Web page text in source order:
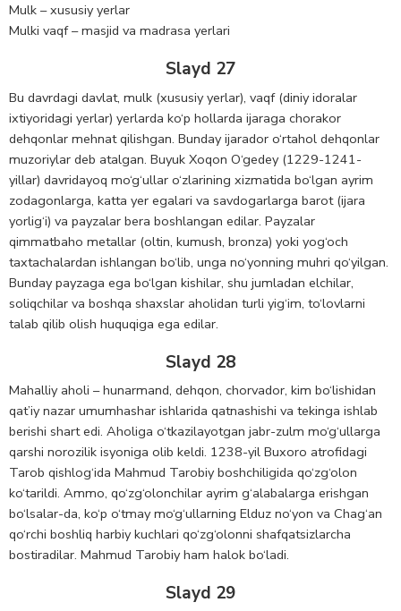
Mulk – xususiy yerlar
Mulki vaqf – masjid va madrasa yerlari
Slayd 27
Bu davrdagi davlat, mulk (xususiy yerlar), vaqf (diniy idoralar
ixtiyoridagi yerlar) yerlarda ko‘p hollarda ijaraga chorakor
dehqonlar mehnat qilishgan. Bunday ijarador o‘rtahol dehqonlar
muzoriylar deb atalgan. Buyuk Xoqon O‘gedey (1229-1241-
yillar) davridayoq mo‘g‘ullar o‘zlarining xizmatida bo‘lgan ayrim
zodagonlarga, katta yer egalari va savdogarlarga barot (ijara
yorlig‘i) va payzalar bera boshlangan edilar. Payzalar
qimmatbaho metallar (oltin, kumush, bronza) yoki yog‘och
taxtachalardan ishlangan bo‘lib, unga no‘yonning muhri qo‘yilgan.
Bunday payzaga ega bo‘lgan kishilar, shu jumladan elchilar,
soliqchilar va boshqa shaxslar aholidan turli yig‘im, to‘lovlarni
talab qilib olish huquqiga ega edilar.
Slayd 28
Mahalliy aholi – hunarmand, dehqon, chorvador, kim bo‘lishidan
qat’iy nazar umumhashar ishlarida qatnashishi va tekinga ishlab
berishi shart edi. Aholiga o‘tkazilayotgan jabr-zulm mo‘g‘ullarga
qarshi norozilik isyoniga olib keldi. 1238-yil Buxoro atrofidagi
Tarob qishlog‘ida Mahmud Tarobiy boshchiligida qo‘zg‘olon
ko‘tarildi. Ammo, qo‘zg‘olonchilar ayrim g‘alabalarga erishgan
bo‘lsalar-da, ko‘p o‘tmay mo‘g‘ullarning Elduz no‘yon va Chag‘an
qo‘rchi boshliq harbiy kuchlari qo‘zg‘olonni shafqatsizlarcha
bostiradilar. Mahmud Tarobiy ham halok bo‘ladi.
Slayd 29